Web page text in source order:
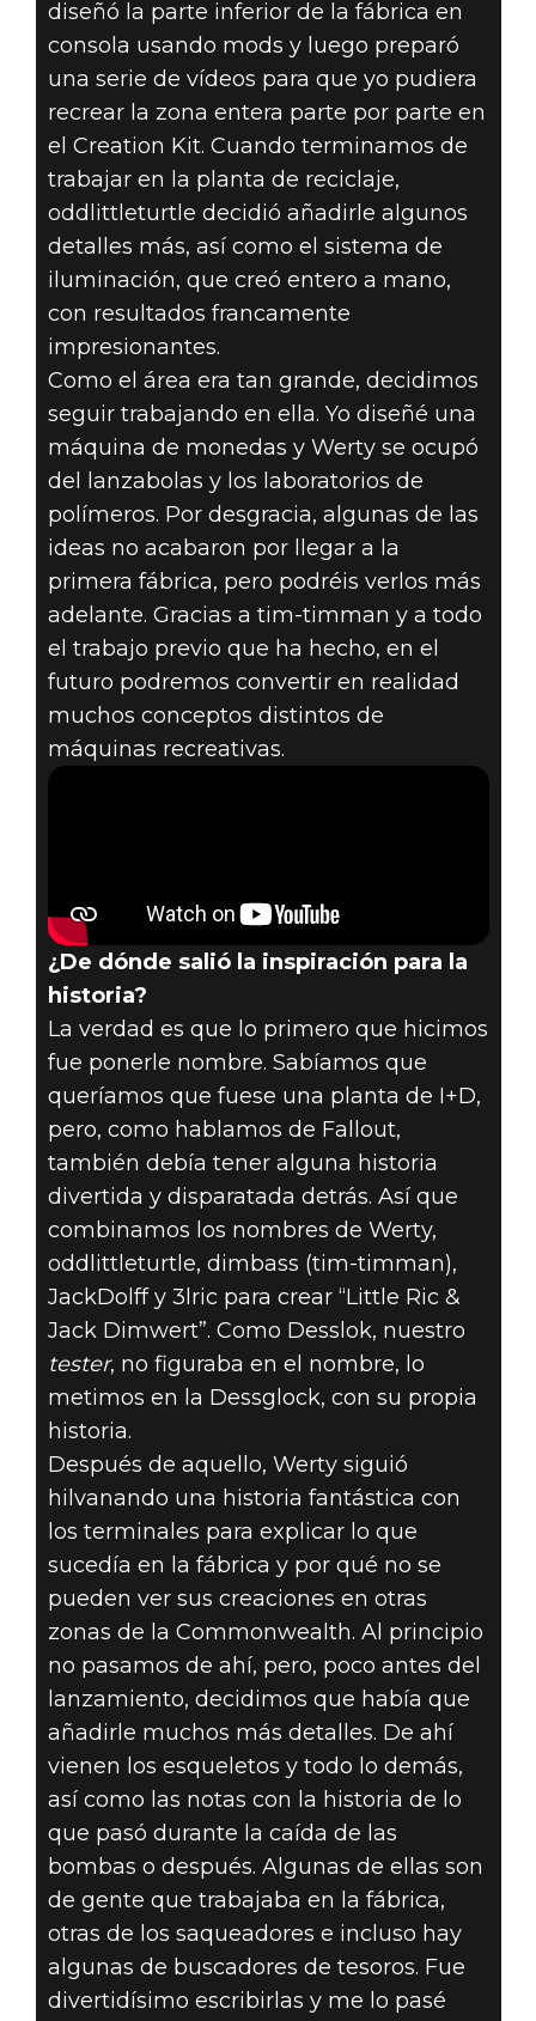
diseñó la parte inferior de la fábrica en
consola usando mods y luego preparó
una serie de vídeos para que yo pudiera
recrear la zona entera parte por parte en
el Creation Kit. Cuando terminamos de
trabajar en la planta de reciclaje,
oddlittleturtle decidió añadirle algunos
detalles más, así como el sistema de
iluminación, que creó entero a mano,
con resultados francamente
impresionantes.
Como el área era tan grande, decidimos
seguir trabajando en ella. Yo diseñé una
máquina de monedas y Werty se ocupó
del lanzabolas y los laboratorios de
polímeros. Por desgracia, algunas de las
ideas no acabaron por llegar a la
primera fábrica, pero podréis verlos más
adelante. Gracias a tim-timman y a todo
el trabajo previo que ha hecho, en el
futuro podremos convertir en realidad
muchos conceptos distintos de
máquinas recreativas.
¿De dónde salió la inspiración para la
historia?
La verdad es que lo primero que hicimos
fue ponerle nombre. Sabíamos que
queríamos que fuese una planta de I+D,
pero, como hablamos de Fallout,
también debía tener alguna historia
divertida y disparatada detrás. Así que
combinamos los nombres de Werty,
oddlittleturtle, dimbass (tim-timman),
JackDolff y 3lric para crear “Little Ric &
Jack Dimwert”. Como Desslok, nuestro
tester, no figuraba en el nombre, lo
metimos en la Dessglock, con su propia
historia.
Después de aquello, Werty siguió
hilvanando una historia fantástica con
los terminales para explicar lo que
sucedía en la fábrica y por qué no se
pueden ver sus creaciones en otras
zonas de la Commonwealth. Al principio
no pasamos de ahí, pero, poco antes del
lanzamiento, decidimos que había que
añadirle muchos más detalles. De ahí
vienen los esqueletos y todo lo demás,
así como las notas con la historia de lo
que pasó durante la caída de las
bombas o después. Algunas de ellas son
de gente que trabajaba en la fábrica,
otras de los saqueadores e incluso hay
algunas de buscadores de tesoros. Fue
divertidísimo escribirlas y me lo pasé